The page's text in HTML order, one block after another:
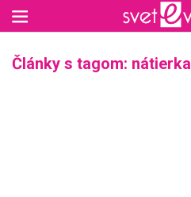
Články s tagom: nátierka